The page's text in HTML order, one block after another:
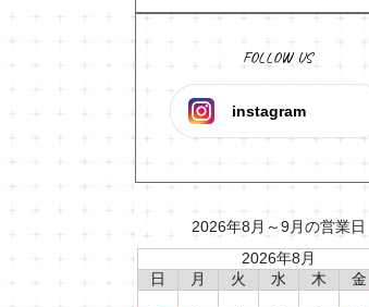
FOLLOW US
instagram
2026年8月～9月の営業日
2026年8月
日
月 火 水 木 金